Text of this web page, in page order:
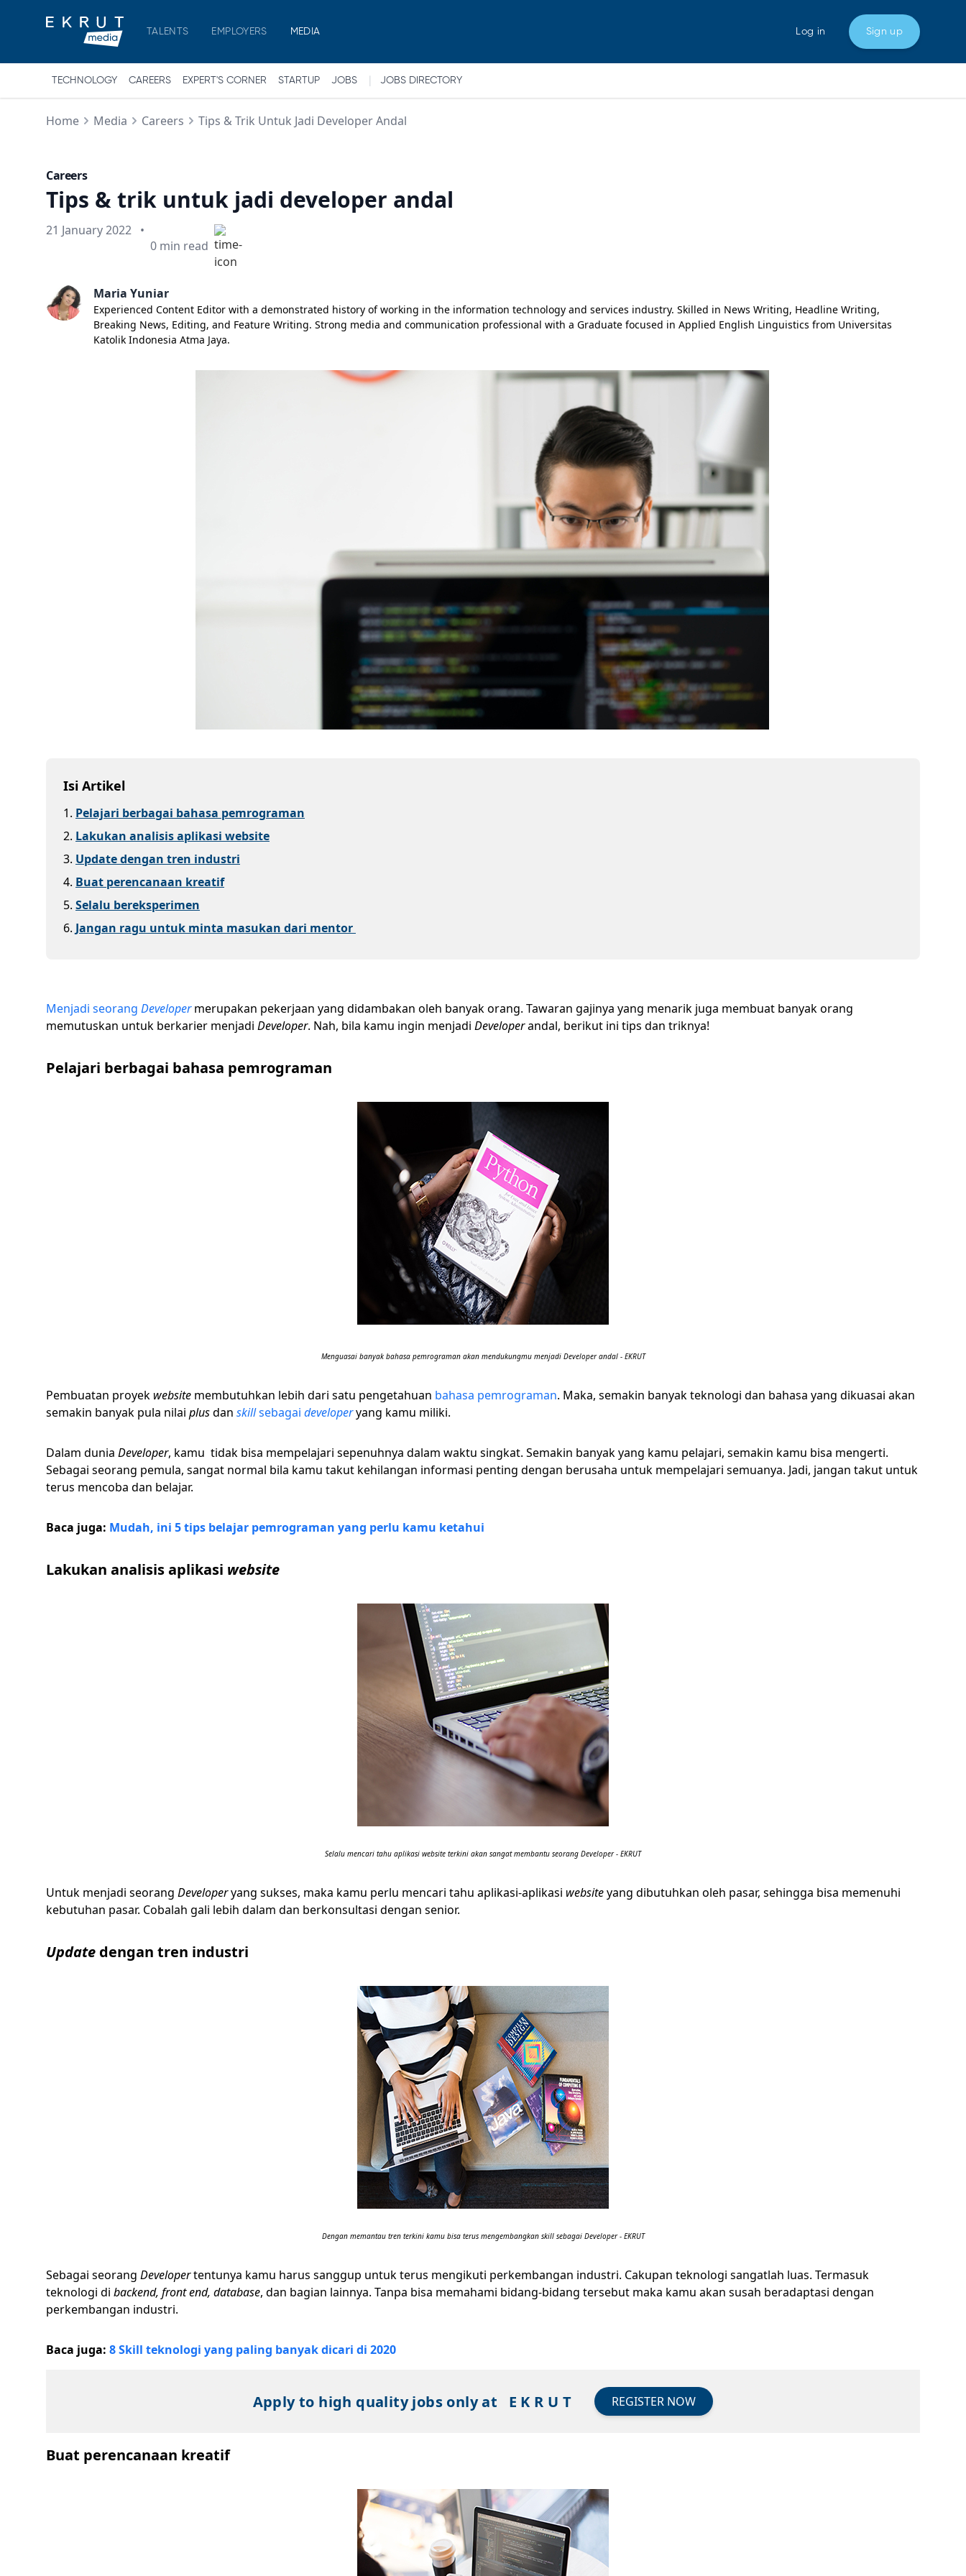
TALENTS EMPLOYERS MEDIA Log in Sign up
TECHNOLOGY CAREERS EXPERT'S CORNER STARTUP JOBS JOBS DIRECTORY
Home Media Careers Tips & Trik Untuk Jadi Developer Andal
Careers
Tips & trik untuk jadi developer andal
Published on
21 January 2022 •
Min read
0 min read
Maria Yuniar
Experienced Content Editor with a demonstrated history of working in the information technology and services industry. Skilled in News Writing, Headline Writing,
Breaking News, Editing, and Feature Writing. Strong media and communication professional with a Graduate focused in Applied English Linguistics from Universitas
Katolik Indonesia Atma Jaya.
Isi Artikel
1. Pelajari berbagai bahasa pemrograman
2. Lakukan analisis aplikasi website
3. Update dengan tren industri
4. Buat perencanaan kreatif
5. Selalu bereksperimen
6. Jangan ragu untuk minta masukan dari mentor
Menjadi seorang Developer merupakan pekerjaan yang didambakan oleh banyak orang. Tawaran gajinya yang menarik juga membuat banyak orang
memutuskan untuk berkarier menjadi Developer. Nah, bila kamu ingin menjadi Developerandal, berikut ini tips dan triknya!
Pelajari berbagai bahasa pemrograman
Menguasai banyak bahasa pemrograman akan mendukungmu menjadi Developer andal - EKRUT
Pembuatan proyek website membutuhkan lebih dari satu pengetahuan bahasa pemrograman. Maka, semakin banyak teknologi dan bahasa yang dikuasai akan
semakin banyak pula nilai plusdan skillsebagai developeryang kamu miliki.
Dalam dunia Developer, kamu tidak bisa mempelajari sepenuhnya dalam waktu singkat. Semakin banyak yang kamu pelajari, semakin kamu bisa mengerti.
Sebagai seorang pemula, sangat normal bila kamu takut kehilangan informasi penting dengan berusaha untuk mempelajari semuanya. Jadi, jangan takut untuk
terus mencoba dan belajar.
Baca juga: Mudah, ini 5 tips belajar pemrograman yang perlu kamu ketahui
Lakukan analisis aplikasi website
Selalu mencari tahu aplikasi website terkini akan sangat membantu seorang Developer - EKRUT
Untuk menjadi seorang Developeryang sukses, maka kamu perlu mencari tahu aplikasi-aplikasi websiteyang dibutuhkan oleh pasar, sehingga bisa memenuhi
kebutuhan pasar. Cobalah gali lebih dalam dan berkonsultasi dengan senior.
Update dengan tren industri
Dengan memantau tren terkini kamu bisa terus mengembangkan skill sebagai Developer - EKRUT
Sebagai seorang Developertentunya kamu harus sanggup untuk terus mengikuti perkembangan industri. Cakupan teknologi sangatlah luas. Termasuk
teknologi di backend, front end, database, dan bagian lainnya. Tanpa bisa memahami bidang-bidang tersebut maka kamu akan susah beradaptasi dengan
perkembangan industri.
Baca juga: 8 Skill teknologi yang paling banyak dicari di 2020
Apply to high quality jobs only at E K R U T REGISTER NOW
Buat perencanaan kreatif